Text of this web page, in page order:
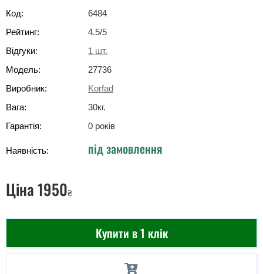
Код:
6484
Рейтинг:
4.5/5
Відгуки:
1 шт.
Модель:
27736
Виробник:
Korfad
Вага:
30кг.
Гарантія:
0 років
Наявність: під замовлення
Ціна1950₴
Купити в 1 клік